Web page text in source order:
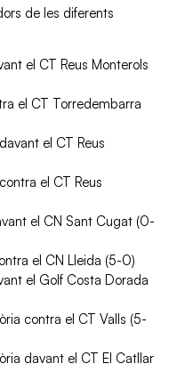
de les diferents
el CT Reus Monterols
el CT Torredembarra
el CT Reus
el CT Reus
el CN Sant Cugat (0-
el CN Lleida (5-0)
el Golf Costa Dorada
contra el CT Valls (5-
davant el CT El Catllar